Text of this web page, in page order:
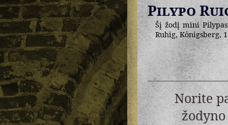
Pilypo
Šį žodį mini
Ruhig, Koͤnigsberg,
Norite